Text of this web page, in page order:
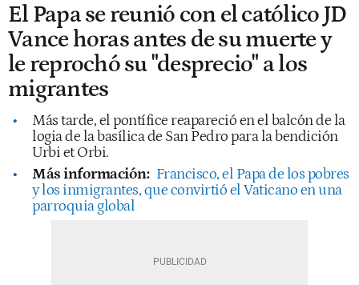
El Papa se reunió con el católico JD
Vance horas antes de su muerte y
le reprochó su "desprecio" a los
migrantes
Más tarde, el pontífice reapareció en el balcón de la
logia de la basílica de San Pedro para la bendición
Urbi et Orbi.
Más información: Francisco, el Papa de los pobres
y los inmigrantes, que convirtió el Vaticano en una
parroquia global